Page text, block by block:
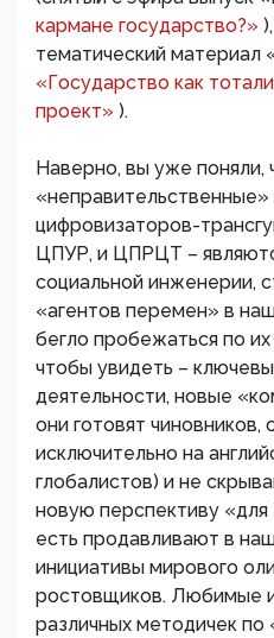
кармане государство?»
тематический материал
«Государство как
проект» ).
Наверно, вы уже поняли,
цифровизаторов-
ЦПУР, и ЦПРЦТ –
социальной инженерии,
«агентов перемен» в
бегло пробежаться по
чтобы увидеть –
деятельности, новые
они готовят чиновников,
исключительно на
глобалистов) и не
новую перспективу
есть продавливают в
инициативы мирового
ростовщиков. Любимые
различных методичек по